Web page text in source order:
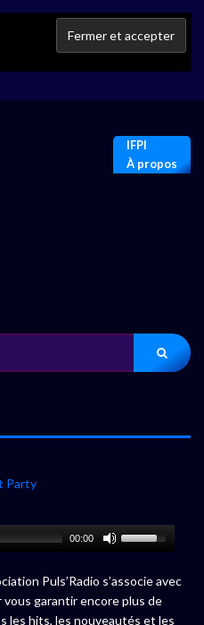
IFPI
À propos
00:00
Puls’Radio s’associe avec
garantir encore plus de
les hits, les nouveautés et les